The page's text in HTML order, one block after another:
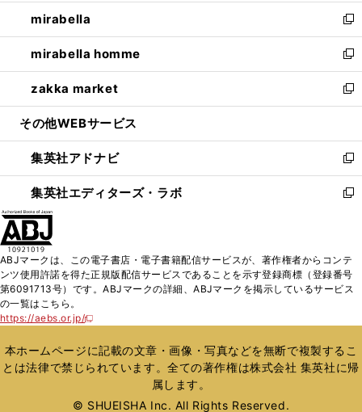
く
で
開
く
ン
ド
ウ
で
開
く
ウ
ィ
ン
ド
ウ
で
開
し
い
ウ
ィ
ン
ド
ウ
開
く
mirabella
新
し
い
ウ
ィ
ン
ウ
で
開
く
mirabella homme
新
し
い
ウ
ン
ド
ウ
で
zakka market
新
し
ウ
ィ
ン
ド
く
その他WEBサービス
集英社アドナビ
新
し
い
ド
ウ
で
集英社エディターズ・ラボ
新
ィ
ン
ド
開
く
ABJマークは、この電子書店・電子書籍配信サービスが、著作権者からコンテ
ンツ使用許諾を得た正規版配信サービスであることを示す登録商標（登録番号
第6091713号）です。ABJマークの詳細、ABJマークを掲示しているサービス
の一覧はこちら。
https://aebs.or.jp/
新
い
ウ
ィ
本ホームページに記載の文章・画像・写真などを無断で複製するこ
とは法律で禁じられています。全ての著作権は株式会社 集英社に帰
属します。
© SHUEISHA Inc. All Rights Reserved.